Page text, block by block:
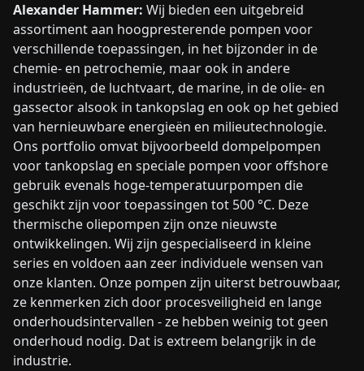
Alexander Hammer: Wij bieden een uitgebreid
assortiment aan hoogpresterende pompen voor
verschillende toepassingen, in het bijzonder in de
chemie- en petrochemie, maar ook in andere
industrieën, de luchtvaart, de marine, in de olie- en
gassector alsook in tankopslag en ook op het gebied
van hernieuwbare energieën en milieutechnologie.
Ons portfolio omvat bijvoorbeeld dompelpompen
voor tankopslag en speciale pompen voor offshore
gebruik evenals hoge-temperatuurpompen die
geschikt zijn voor toepassingen tot 500 °C. Deze
thermische oliepompen zijn onze nieuwste
ontwikkelingen. Wij zijn gespecialiseerd in kleine
series en voldoen aan zeer individuele wensen van
onze klanten. Onze pompen zijn uiterst betrouwbaar,
ze kenmerken zich door procesveiligheid en lange
onderhoudsintervallen - ze hebben weinig tot geen
onderhoud nodig. Dat is extreem belangrijk in de
industrie.